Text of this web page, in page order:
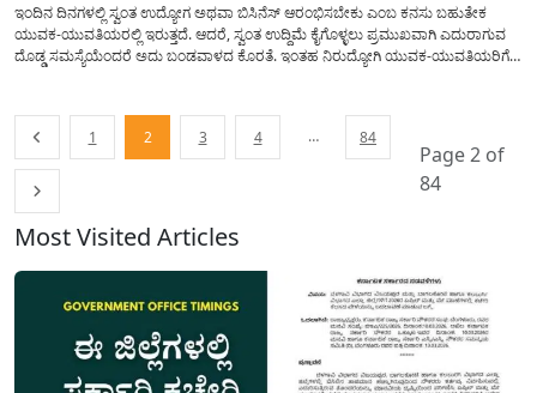
ಇಂದಿನ ದಿನಗಳಲ್ಲಿ ಸ್ವಂತ ಉದ್ಯೋಗ ಅಥವಾ ಬಿಸಿನೆಸ್ ಆರಂಭಿಸಬೇಕು ಎಂಬ ಕನಸು ಬಹುತೇಕ
ಯುವಕ-ಯುವತಿಯರಲ್ಲಿ ಇರುತ್ತದೆ. ಆದರೆ, ಸ್ವಂತ ಉದ್ದಿಮೆ ಕೈಗೊಳ್ಳಲು ಪ್ರಮುಖವಾಗಿ ಎದುರಾಗುವ
ದೊಡ್ಡ ಸಮಸ್ಯೆಯೆಂದರೆ ಅದು ಬಂಡವಾಳದ ಕೊರತೆ. ಇಂತಹ ನಿರುದ್ಯೋಗಿ ಯುವಕ-ಯುವತಿಯರಿಗೆ
1
2 3 4 … 84
Page 2 of
84
Most Visited Articles